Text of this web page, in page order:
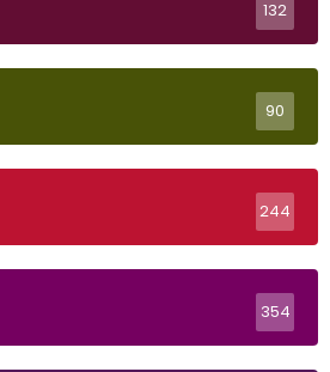
132
90
244
354